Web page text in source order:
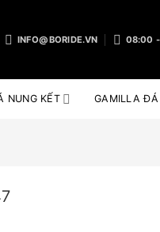
INFO@BORIDE.VN 08:00
NUNG KẾT GAMILLA ĐÁ